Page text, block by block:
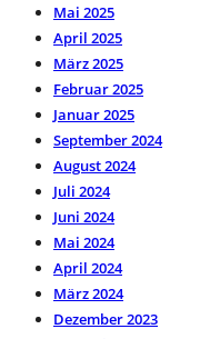
Mai 2025
April 2025
März 2025
Februar 2025
Januar 2025
September 2024
August 2024
Juli 2024
Juni 2024
Mai 2024
April 2024
März 2024
Dezember 2023